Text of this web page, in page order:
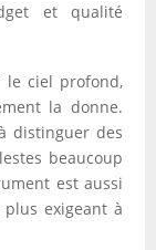
et qualité
le ciel profond,
la donne.
distinguer des
beaucoup
est aussi
exigeant à